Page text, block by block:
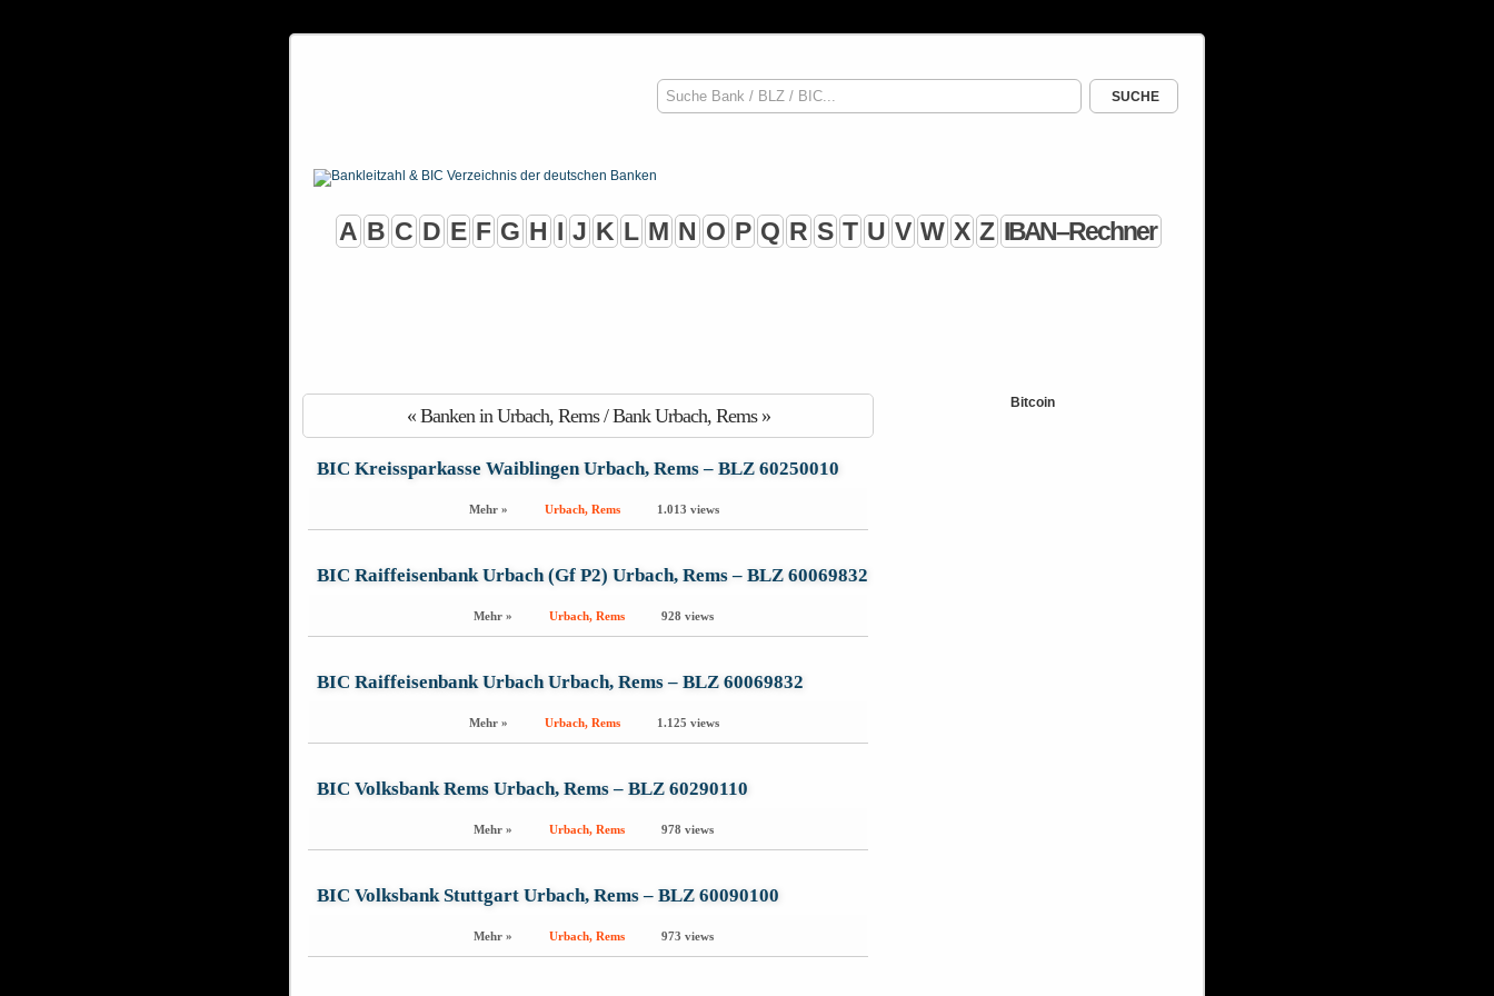
A B C D E F G H I J K L M N O P Q R S T U V W X Z I B A N – R e c h n e r
« Banken in Urbach, Rems / Bank Urbach, Rems »
BIC Kreissparkasse Waiblingen Urbach, Rems – BLZ 60250010
Mehr » Urbach, Rems 1.013 views
BIC Raiffeisenbank Urbach (Gf P2) Urbach, Rems – BLZ 60069832
Mehr » Urbach, Rems 928 views
BIC Raiffeisenbank Urbach Urbach, Rems – BLZ 60069832
Mehr » Urbach, Rems 1.125 views
BIC Volksbank Rems Urbach, Rems – BLZ 60290110
Mehr » Urbach, Rems 978 views
BIC Volksbank Stuttgart Urbach, Rems – BLZ 60090100
Mehr » Urbach, Rems 973 views
Bitcoin